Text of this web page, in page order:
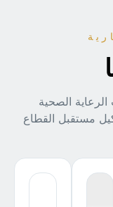
الصحية
مستقبل القطاع